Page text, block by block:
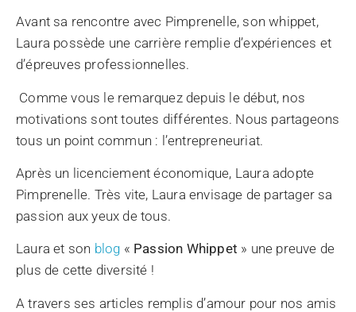
Avant sa rencontre avec Pimprenelle, son whippet,
Laura possède une carrière remplie d’expériences et
d’épreuves professionnelles.
Comme vous le remarquez depuis le début, nos
motivations sont toutes différentes. Nous partageons
tous un point commun : l’entrepreneuriat.
Après un licenciement économique, Laura adopte
Pimprenelle. Très vite, Laura envisage de partager sa
passion aux yeux de tous.
Laura et son blog « Passion Whippet » une preuve de
plus de cette diversité !
A travers ses articles remplis d’amour pour nos amis